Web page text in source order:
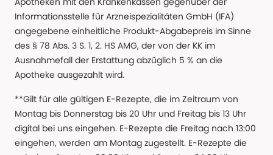
Informationsstelle für Arzneispezialitäten GmbH (IFA)
angegebene einheitliche Produkt-Abgabepreis im Sinne
des § 78 Abs. 3 S. 1, 2. HS AMG, der von der KK im
Ausnahmefall der Erstattung abzüglich 5 % an die
Apotheke ausgezahlt wird.
**Gilt für alle gültigen E-Rezepte, die im Zeitraum von
Montag bis Donnerstag bis 20 Uhr und Freitag bis 13 Uhr
digital bei uns eingehen. E-Rezepte die Freitag nach 13:00
eingehen, werden am Montag zugestellt. E-Rezepte die